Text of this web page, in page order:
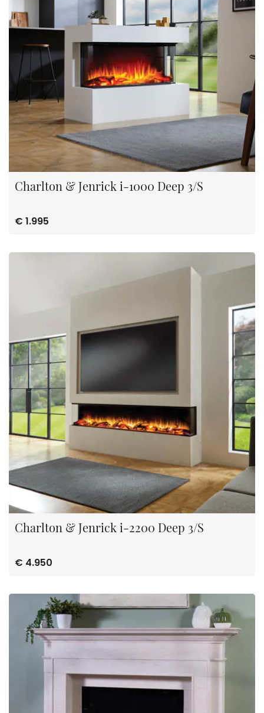
Charlton & Jenrick i-1000 Deep 3/S
€ 1.995
Charlton & Jenrick i-2200 Deep 3/S
€ 4.950